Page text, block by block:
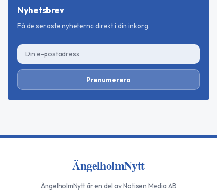
Nyhetsbrev
Få de senaste nyheterna direkt i din inkorg.
Prenumerera
ÄngelholmNytt
ÄngelholmNyttär en del av Notisen Media AB